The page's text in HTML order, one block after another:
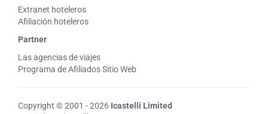
Extranet hoteleros
Afiliación hoteleros
Partner
Las agencias de viajes
Programa de Afiliados Sitio Web
Copyright © 2001 - 2026 Icastelli Limited